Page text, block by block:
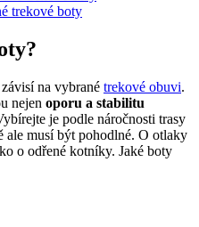
trekové boty
na vybrané trekové obuvi.
nejen oporu a stabilitu
je podle náročnosti trasy
ale musí být pohodlné. O otlaky
o odřené kotníky. Jaké boty